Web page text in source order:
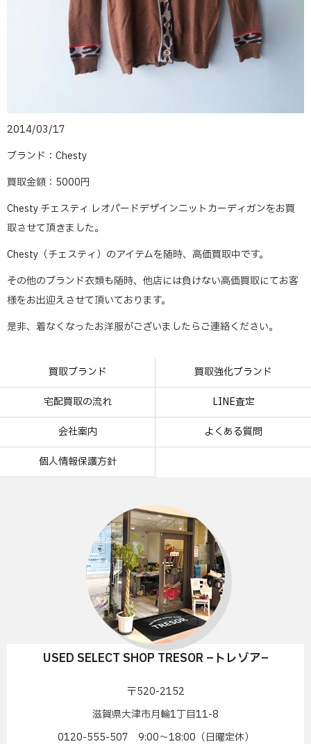
2014/03/17
ブランド：Chesty
買取金額：5000円
Chesty チェスティ レオパードデザインニットカーディガンをお買
取させて頂きました。
Chesty（チェスティ）のアイテムを随時、高価買取中です。
その他のブランド衣類も随時、他店には負けない高価買取にてお客
様をお出迎えさせて頂いております。
是非、着なくなったお洋服がございましたらご連絡ください。
買取ブランド 買取強化ブランド
宅配買取の流れ LINE査定
会社案内 よくある質問
個人情報保護方針
USED SELECT SHOP TRESOR –トレゾア–
〒520-2152
滋賀県大津市月輪1丁目11-8
0120-555-507 9:00〜18:00（日曜定休）